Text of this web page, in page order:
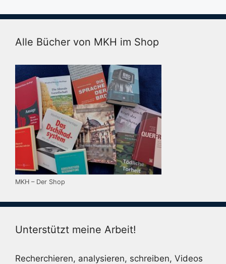
Alle Bücher von MKH im Shop
MKH – Der Shop
Unterstützt meine Arbeit!
Recherchieren, analysieren, schreiben, Videos